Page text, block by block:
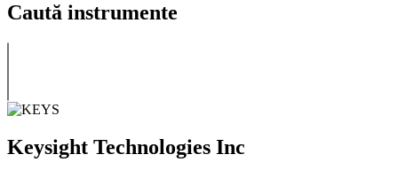
Caută instrumente
Keysight Technologies Inc